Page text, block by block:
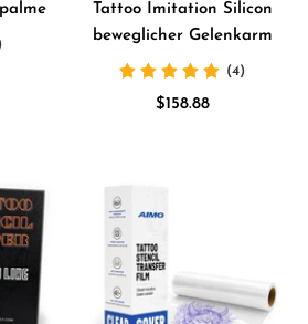
Tattoo Imitation Silicon
beweglicher Gelenkarm
(4)
Angebotspreis
$158.88